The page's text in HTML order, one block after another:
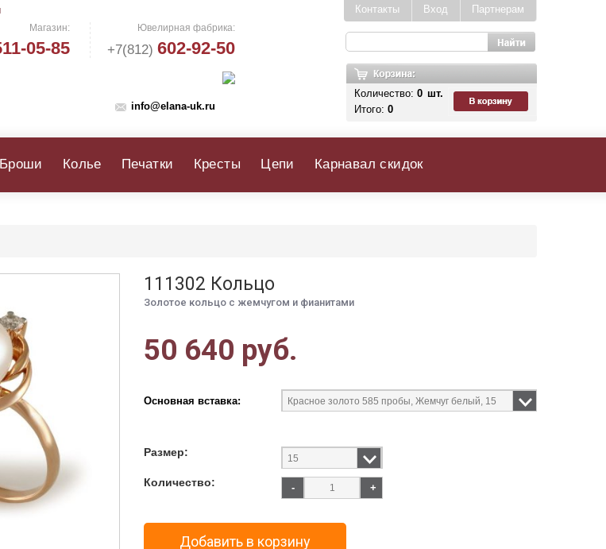
Магазин:
05-85
Ювелирная фабрика:
+7(812) 602-92-50
info@elana-uk.ru
Партнерам
Вход
Контакты
Количество: 0 шт.
Итого: 0
Броши Колье Печатки Кресты Цепи Карнавал скидок
111302 Кольцо
Золотое кольцо с жемчугом и фианитами
50 640 руб.
Основная вставка:
Размер:
Количество: - +
Добавить в корзину